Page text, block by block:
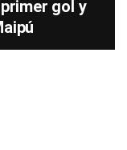
gol y